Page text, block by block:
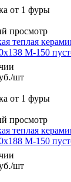
просмотр
теплая
М-150
/шт
просмотр
теплая
М-150
/шт